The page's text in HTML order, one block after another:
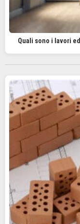
Quali sono i lavori